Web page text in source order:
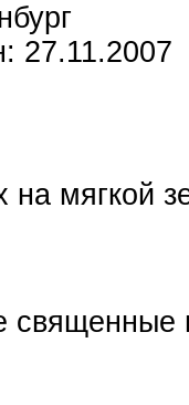
27.11.2007
на мягкой